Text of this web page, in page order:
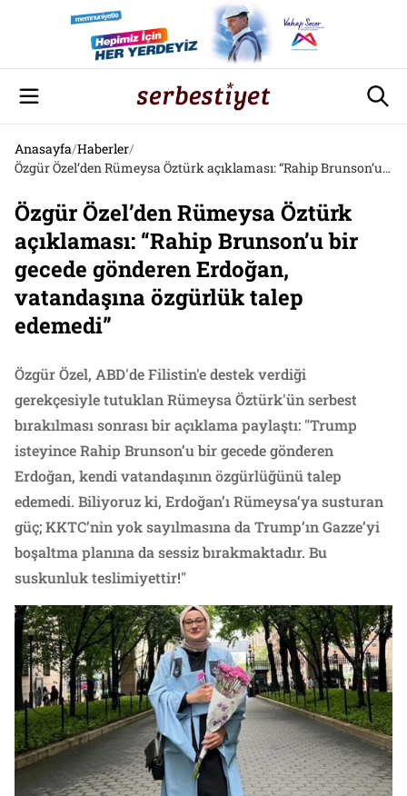
Anasayfa/Haberler/
Özgür Özel’den Rümeysa Öztürk açıklaması: “Rahip Brunson’u bir gecede gönderen Erdoğan, vatandaşına özgürlük talep edemedi”
Özgür Özel’den Rümeysa Öztürk
açıklaması: “Rahip Brunson’u bir
gecede gönderen Erdoğan,
vatandaşına özgürlük talep
edemedi”
Özgür Özel, ABD'de Filistin'e destek verdiği
gerekçesiyle tutuklan Rümeysa Öztürk'ün serbest
bırakılması sonrası bir açıklama paylaştı: "Trump
isteyince Rahip Brunson’u bir gecede gönderen
Erdoğan, kendi vatandaşının özgürlüğünü talep
edemedi. Biliyoruz ki, Erdoğan’ı Rümeysa’ya susturan
güç; KKTC’nin yok sayılmasına da Trump’ın Gazze’yi
boşaltma planına da sessiz bırakmaktadır. Bu
suskunluk teslimiyettir!"